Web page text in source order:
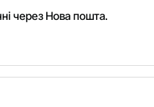
через Нова пошта.